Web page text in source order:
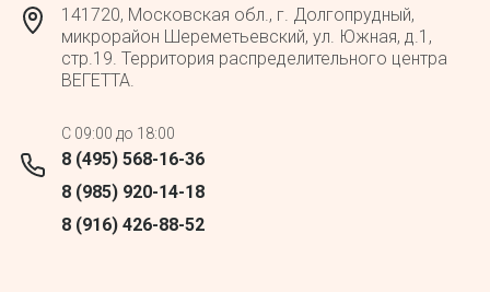
141720, Московская обл., г. Долгопрудный,
микрорайон Шереметьевский, ул. Южная, д.1,
стр.19. Территория распределительного центра
ВЕГЕТТА.
C 09:00 до 18:00
8 (495) 568-16-36
8 (985) 920-14-18
8 (916) 426-88-52